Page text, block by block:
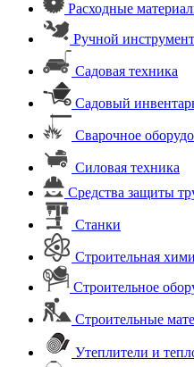
Расходные
Ручной инструмент
Садовая техника
Садовый
Сварочное
Силовая техника
Средства защиты
Станки
Строительная
Строительное
Строительные
Утеплители и